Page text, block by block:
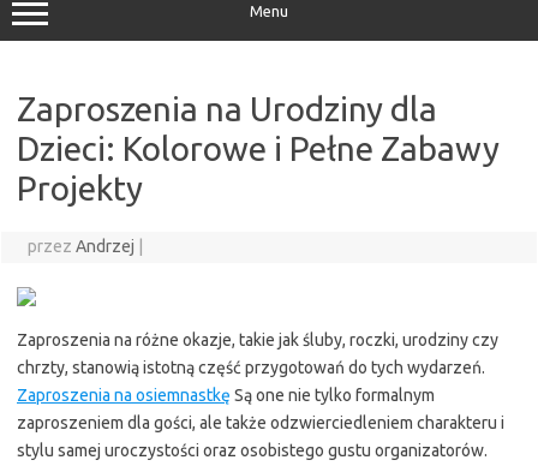
Menu
Zaproszenia na Urodziny dla
Dzieci: Kolorowe i Pełne Zabawy
Projekty
przez Andrzej
Zaproszenia na różne okazje, takie jak śluby, roczki, urodziny czy
chrzty, stanowią istotną część przygotowań do tych wydarzeń.
Zaproszenia na osiemnastkę Są one nie tylko formalnym
zaproszeniem dla gości, ale także odzwierciedleniem charakteru i
stylu samej uroczystości oraz osobistego gustu organizatorów.